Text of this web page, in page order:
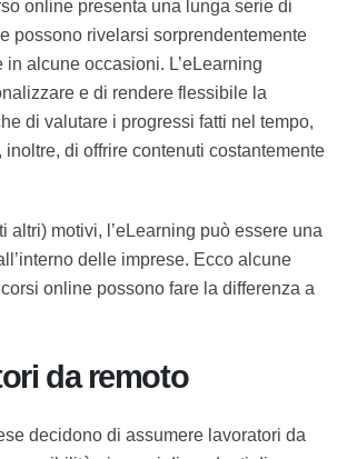
educativi a quelli professionali.
un corso online presenta una
(link) che possono rivelarsi
utili specialmente in alcune
permette di personalizzare e di
la formazione e anche di valutare i
aggiornati.
altri) motivi, l’eLearning può essere
all’interno delle imprese. Ecco
aziendale:
da remoto